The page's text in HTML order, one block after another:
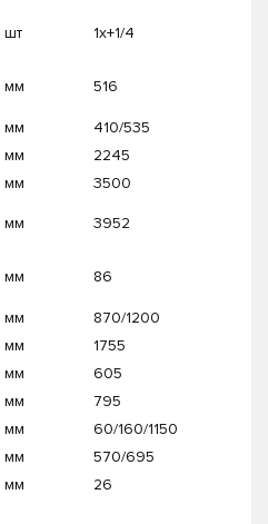
шт 1x+1/4
мм 516
мм
410/535
мм
2245
мм
3500
мм 3952
мм 86
мм
870/1200
мм
1755
мм
605
мм
795
мм
60/160/1150
мм
570/695
мм
26